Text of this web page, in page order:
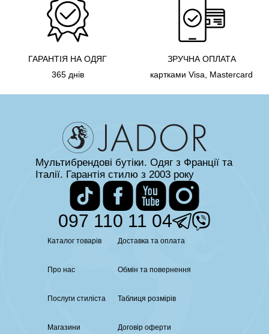
ГАРАНТІЯ НА ОДЯГ
365 днів
ЗРУЧНА ОПЛАТА
картками Visa, Mastercard
Мультибрендові бутіки. Одяг з Франції та
Італії. Гарантія стилю з 2003 року
097 110 11 04
Каталог товарів
Про нас
Послуги стиліста
Магазини
Доставка та оплата
Обмін та повернення
Таблиця розмірів
Договір оферти